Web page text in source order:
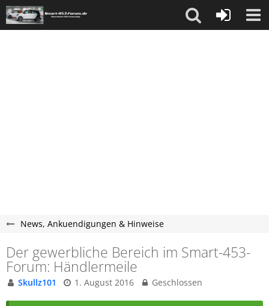
News, Ankuendigungen & Hinweise
Der gewerbliche Bereich im Smart-453-
Forum: Händlermeile
Skullz101 1. August 2016 Geschlossen